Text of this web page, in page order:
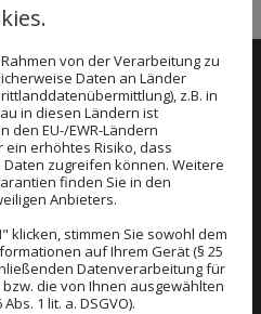
die Reduktion von
nutzen wir modernste
von der Verarbeitung zu
Daten an Länder
z.B. in
in diesen Ländern ist
den EU-/EWR-Ländern
erhöhtes Risiko, dass
zugreifen können. Weitere
finden Sie in den
Anbieters.
klicken, stimmen Sie sowohl dem
auf Ihrem Gerät (§ 25
Datenverarbeitung für
die von Ihnen ausgewählten
1 lit. a. DSGVO).